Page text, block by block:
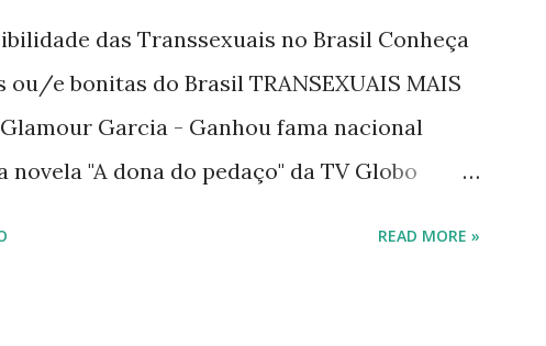
das Transsexuais no Brasil Conheça
ou/e bonitas do Brasil TRANSEXUAIS MAIS
Glamour Garcia - Ganhou fama nacional
"A dona do pedaço" da TV Globo
READ MORE »